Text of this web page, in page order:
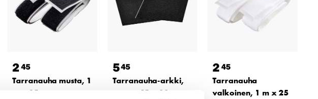
2 45
Tarranauha musta, 1
m x 25 mm
545
Tarranauha-arkki,
musta, 15 x 20 cm
2 45
Tarranauha
valkoinen, 1 m x 25